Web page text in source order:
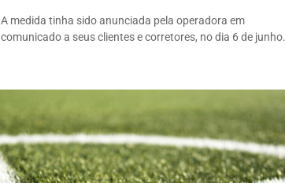
A medida tinha sido anunciada pela operadora em
comunicado a seus clientes e corretores, no dia 6 de junho.